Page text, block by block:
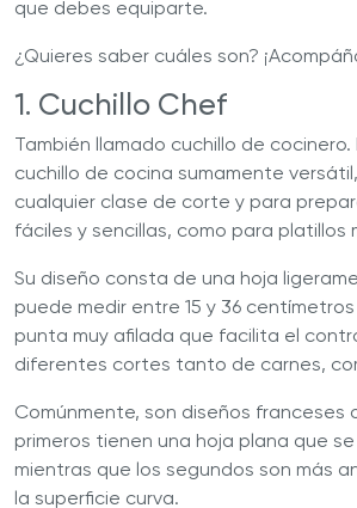
que debes equiparte.
¿Quieres saber cuáles son?
1. Cuchillo Chef
También llamado cuchillo de cocinero.
cuchillo de cocina sumamente
cualquier clase de corte y para
fáciles y sencillas, como para platillos
Su diseño consta de una hoja
puede medir entre 15 y 36
punta muy afilada que facilita el
diferentes cortes tanto de carnes,
Comúnmente, son diseños franceses
primeros tienen una hoja plana que
mientras que los segundos son más
la superficie curva.